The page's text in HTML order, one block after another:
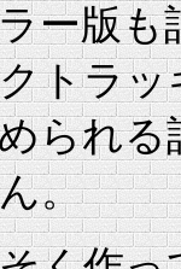
ー版も
トラッ
られる
。